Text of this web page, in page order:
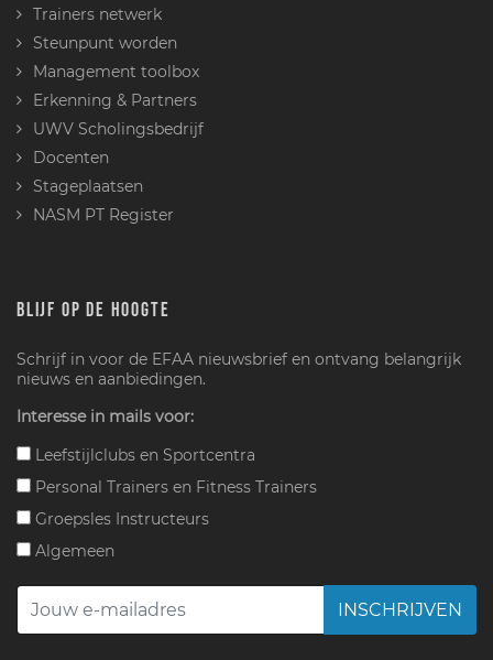
Trainers netwerk
Steunpunt worden
Management toolbox
Erkenning & Partners
UWV Scholingsbedrijf
Docenten
Stageplaatsen
NASM PT Register
BLIJF OP DE HOOGTE
Schrijf in voor de EFAA nieuwsbrief en ontvang belangrijk
nieuws en aanbiedingen.
Interesse in mails voor:
Leefstijlclubs en Sportcentra
Personal Trainers en Fitness Trainers
Groepsles Instructeurs
Algemeen
INSCHRIJVEN